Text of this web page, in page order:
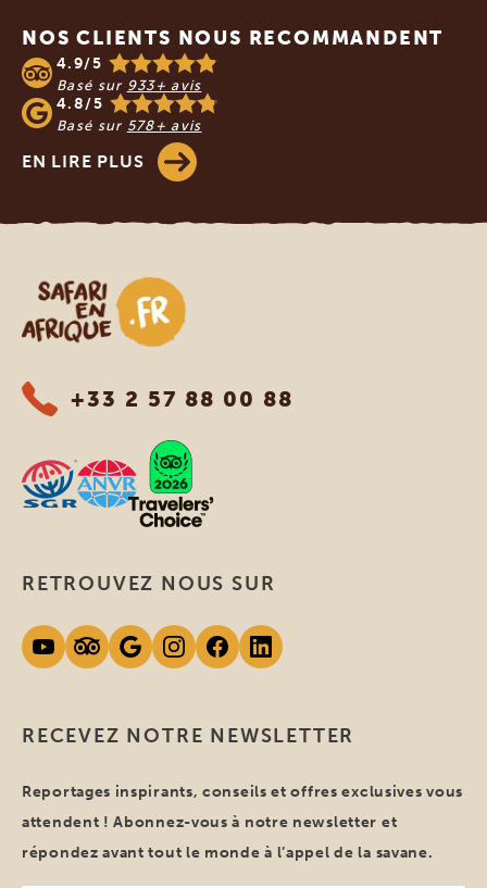
NOS CLIENTS NOUS RECOMMANDENT
4.9/5
Basé sur 933+ avis
4.8/5
Basé sur 578+ avis
EN LIRE PLUS
Safari en Afrique
+33 2 57 88 00 88
RECEVEZ NOTRE NEWSLETTER
Reportages inspirants, conseils et offres exclusives vous
attendent ! Abonnez-vous à notre newsletter et
répondez avant tout le monde à l’appel de la savane.
RETROUVEZ NOUS SUR